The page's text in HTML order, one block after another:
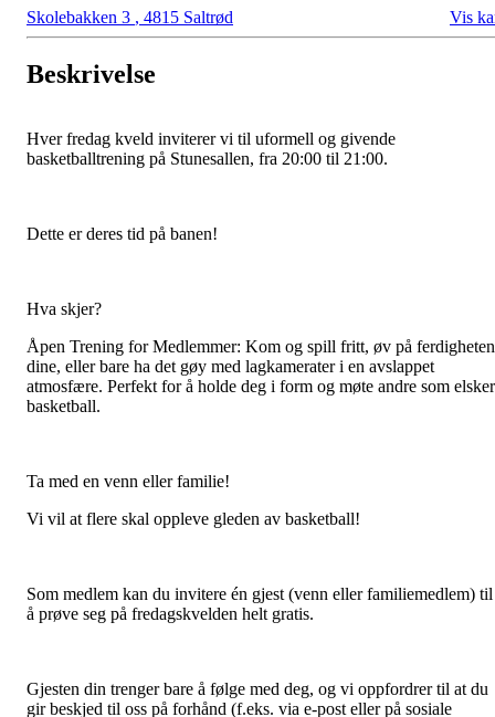
Skolebakken 3 , 4815 Saltrød Vis
Beskrivelse
Hver fredag kveld inviterer vi til uformell og givende
basketballtrening på Stunesallen, fra 20:00 til 21:00.
Dette er deres tid på banen!
Hva skjer?
Åpen Trening for Medlemmer: Kom og spill fritt, øv på
dine, eller bare ha det gøy med lagkamerater i en avslappet
atmosfære. Perfekt for å holde deg i form og møte andre som elsker
basketball.
Ta med en venn eller familie!
Vi vil at flere skal oppleve gleden av basketball!
Som medlem kan du invitere én gjest (venn eller familiemedlem) til
å prøve seg på fredagskvelden helt gratis.
Gjesten din trenger bare å følge med deg, og vi oppfordrer til at du
gir beskjed til oss på forhånd (f.eks. via e-post eller på sosiale